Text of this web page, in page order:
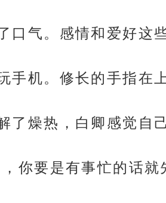
气。感情和爱好这
手机。修长的手指在
了燥热，白卿感觉自
你要是有事忙的话